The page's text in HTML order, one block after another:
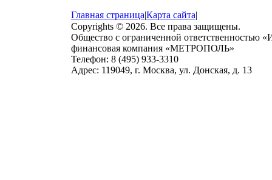
Главная страница|Карта сайта|
Copyrights © 2026. Все права защищены.
Общество с ограниченной ответственностью
финансовая компания «МЕТРОПОЛЬ»
Телефон: 8 (495) 933-3310
Адрес: 119049, г. Москва, ул. Донская, д. 13